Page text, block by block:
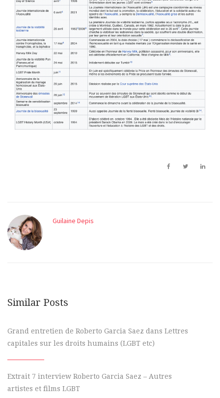
Guilaine Depis
Similar Posts
Grand entretien de Roberto Garcia Saez dans Lettres
capitales sur les droits humains (LGBT etc)
Extrait 7 interview Roberto Garcia Saez – Autres
artistes et films LGBT